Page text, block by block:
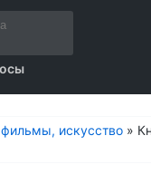
фильмы, искусство »